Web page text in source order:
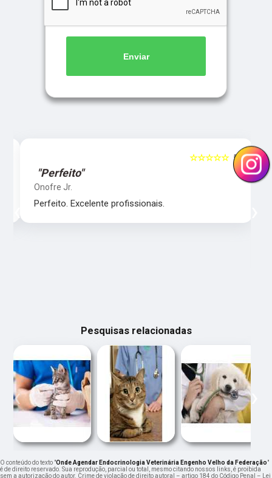
Enviar
5
☆☆☆☆☆
"Perfeito"
Onofre Jr.
Perfeito. Excelente profissionais.
‹
Pesquisas relacionadas
‹ ›
O conteúdo do texto "Onde Agendar Endocrinologia Veterinária Engenho Velho da Federação"
é de direito reservado. Sua reprodução, parcial ou total, mesmo citando nossos links, é proibida
sem a autorização do autor. Crime de violação de direito autoral – artigo 184 do Código Penal –
Lei